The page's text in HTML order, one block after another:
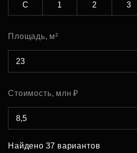
С 1 2 3
Площадь, м²
Стоимость, млн ₽
Найдено 37 вариантов